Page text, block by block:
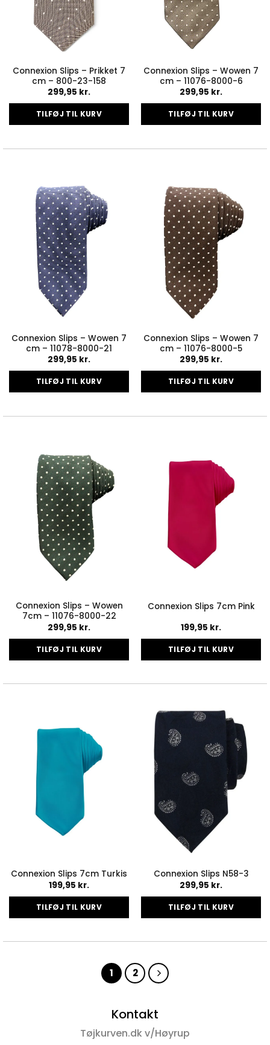
Connexion Slips – Prikket 7
cm – 800-23-158
299,95 kr.
TILFØJ TIL KURV
Connexion Slips – Wowen 7
cm – 11076-8000-6
299,95 kr.
TILFØJ TIL KURV
Connexion Slips – Wowen 7
cm – 11078-8000-21
299,95 kr.
TILFØJ TIL KURV
Connexion Slips – Wowen 7
cm – 11076-8000-5
299,95 kr.
TILFØJ TIL KURV
Connexion Slips – Wowen
7cm – 11076-8000-22
299,95 kr.
TILFØJ TIL KURV
Connexion Slips 7cm Pink
199,95 kr.
TILFØJ TIL KURV
Connexion Slips 7cm Turkis
199,95 kr.
TILFØJ TIL KURV
Connexion Slips N58-3
299,95 kr.
TILFØJ TIL KURV
1 2
Kontakt
Tøjkurven.dk v/Høyrup